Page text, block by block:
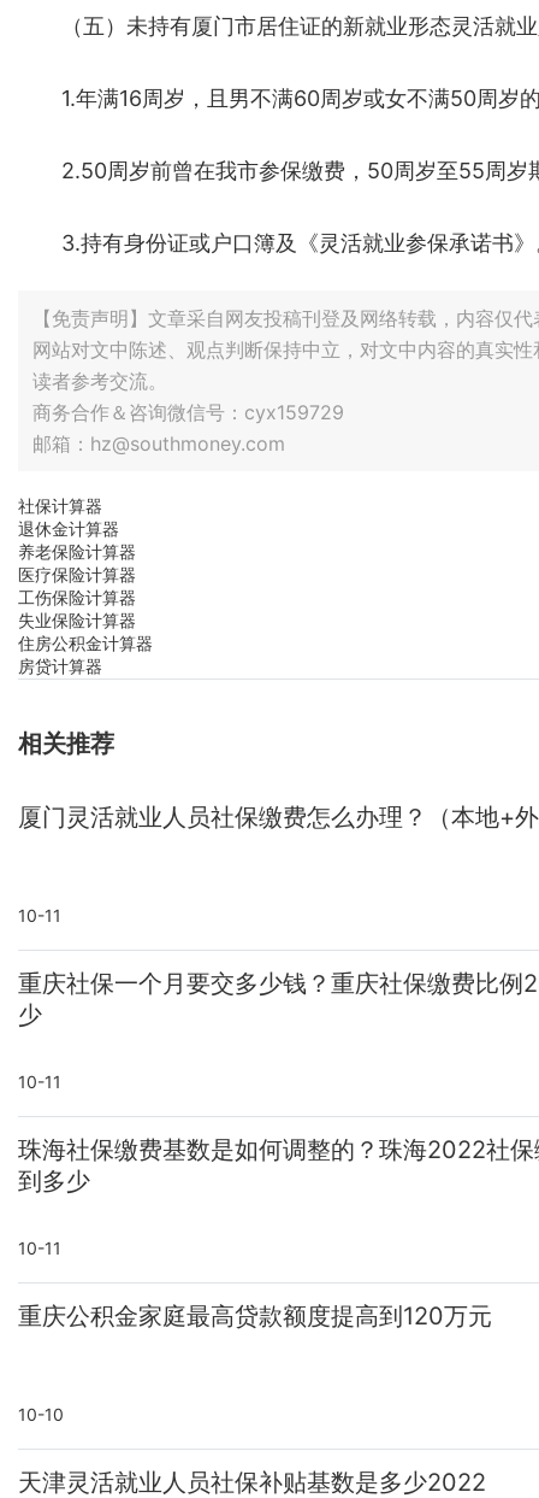
（五）未持有厦门市居住证的新就业形态灵活就
1.年满16周岁，且男不满60周岁或女不满50周岁
2.50周岁前曾在我市参保缴费，50周岁至55周岁
3.持有身份证或户口簿及《灵活就业参保承诺书》
【免责声明】文章采自网友投稿刊登及网络转载，内容仅
网站对文中陈述、观点判断保持中立，对文中内容的真实
读者参考交流。
商务合作＆咨询微信号：cyx159729
邮箱：hz@southmoney.com
社保计算器
退休金计算器
养老保险计算器
医疗保险计算器
工伤保险计算器
失业保险计算器
住房公积金计算器
房贷计算器
相关推荐
厦门灵活就业人员社保缴费怎么办理？（本地+
10-11
重庆社保一个月要交多少钱？重庆社保缴费比例
少
10-11
珠海社保缴费基数是如何调整的？珠海2022社
到多少
10-11
重庆公积金家庭最高贷款额度提高到120万元
10-10
天津灵活就业人员社保补贴基数是多少2022